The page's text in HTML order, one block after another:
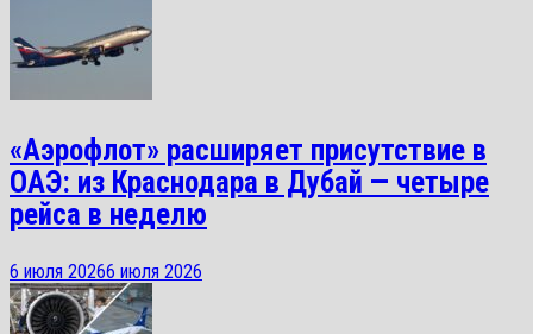
«Аэрофлот» расширяет присутствие в
ОАЭ: из Краснодара в Дубай — четыре
рейса в неделю
6 июля 20266 июля 2026